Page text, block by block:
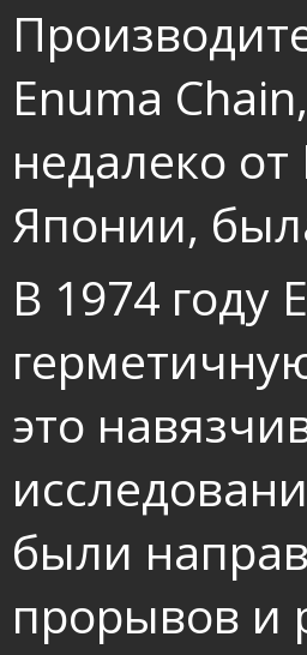
Enuma
недалеко
Японии,
В 1974 году
это
были
прорывов и